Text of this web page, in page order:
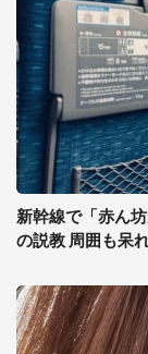
新幹線で「赤ん
の説教 周囲も呆